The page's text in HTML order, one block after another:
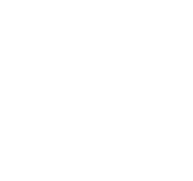
dalam